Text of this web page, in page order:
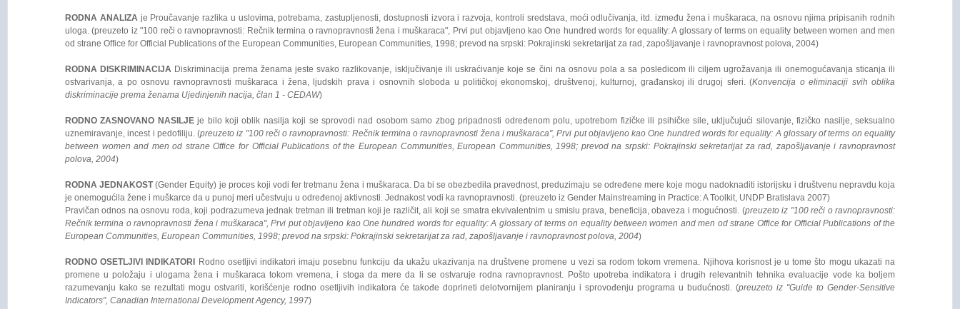
RODNA ANALIZAje Proučavanje razlika u uslovima, potrebama, zastupljenosti, dostupnosti izvora i razvoja, kontroli sredstava, moći odlučivanja, itd. između žena i muškaraca, na osnovu njima pripisanih rodnih
uloga. (preuzeto iz "100 reči o ravnopravnosti: Rečnik termina o ravnopravnosti žena i muškaraca", Prvi put objavljeno kao One hundred words for equality: A glossary of terms on equality between women and men
od strane Office for Official Publications of the European Communities, European Communities, 1998; prevod na srpski: Pokrajinski sekretarijat za rad, zapošljavanje i ravnopravnost polova, 2004)
RODNA DISKRIMINACIJA Diskriminacija prema ženama jeste svako razlikovanje, isključivanje ili uskraćivanje koje se čini na osnovu pola a sa posledicom ili ciljem ugrožavanja ili onemogućavanja sticanja ili
ostvarivanja, a po osnovu ravnopravnosti muškaraca i žena, ljudskih prava i osnovnih sloboda u političkoj ekonomskoj, društvenoj, kulturnoj, građanskoj ili drugoj sferi. (Konvencija o eliminaciji svih oblika
diskriminacije prema ženama Ujedinjenih nacija, član 1 - CEDAW)
RODNO ZASNOVANO NASILJEje bilo koji oblik nasilja koji se sprovodi nad osobom samo zbog pripadnosti određenom polu, upotrebom fizičke ili psihičke sile, uključujući silovanje, fizičko nasilje, seksualno
uznemiravanje, incest i pedofiliju. (preuzeto iz "100 reči o ravnopravnosti: Rečnik termina o ravnopravnosti žena i muškaraca", Prvi put objavljeno kao One hundred words for equality: A glossary of terms on equality
between women and men od strane Office for Official Publications of the European Communities, European Communities, 1998; prevod na srpski: Pokrajinski sekretarijat za rad, zapošljavanje i ravnopravnost
polova, 2004)
RODNA JEDNAKOST (Gender Equity) je proces koji vodi fer tretmanu žena i muškaraca. Da bi se obezbedila pravednost, preduzimaju se određene mere koje mogu nadoknaditi istorijsku i društvenu nepravdu koja
je onemogućila žene i muškarce da u punoj meri učestvuju u određenoj aktivnosti. Jednakost vodi ka ravnopravnosti. (preuzeto iz Gender Mainstreaming in Practice: A Toolkit, UNDP Bratislava 2007)
Pravičan odnos na osnovu roda, koji podrazumeva jednak tretman ili tretman koji je različit, ali koji se smatra ekvivalentnim u smislu prava, beneficija, obaveza i mogućnosti. (preuzeto iz "100 reči o ravnopravnosti:
Rečnik termina o ravnopravnosti žena i muškaraca", Prvi put objavljeno kao One hundred words for equality: A glossary of terms on equality between women and men od strane Office for Official Publications of the
European Communities, European Communities, 1998; prevod na srpski: Pokrajinski sekretarijat za rad, zapošljavanje i ravnopravnost polova, 2004)
RODNO OSETLJIVI INDIKATORI
Rodno osetljivi indikatori imaju posebnu funkciju da ukažu ukazivanja na društvene promene u vezi sa rodom tokom vremena. Njihova korisnost je u tome što mogu ukazati na
promene u položaju i ulogama žena i muškaraca tokom vremena, i stoga da mere da li se ostvaruje rodna ravnopravnost. Pošto upotreba indikatora i drugih relevantnih tehnika evaluacije vode ka boljem
razumevanju kako se rezultati mogu ostvariti, korišćenje rodno osetljivih indikatora će takođe doprineti delotvornijem planiranju i sprovođenju programa u budućnosti. (preuzeto iz "Guide to Gender-Sensitive
Indicators", Canadian International Development Agency, 1997)